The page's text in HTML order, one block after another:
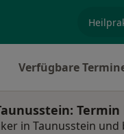
Verfügbare
in Taunusstein